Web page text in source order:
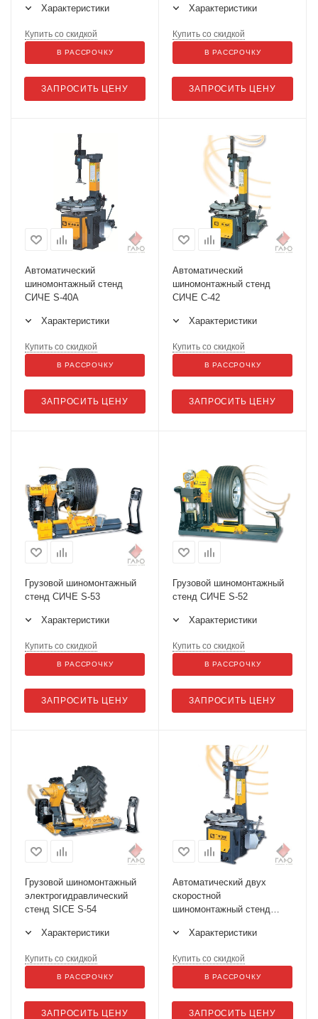
Характеристики
ЗАПРОСИТЬ ЦЕНУ
Купить со скидкой
В РАССРОЧКУ
Характеристики
ЗАПРОСИТЬ ЦЕНУ
Купить со скидкой
В РАССРОЧКУ
Автоматический
шиномонтажный стенд
СИЧЕ S-40A
Характеристики
ЗАПРОСИТЬ ЦЕНУ
Купить со скидкой
В РАССРОЧКУ
Автоматический
шиномонтажный стенд
СИЧЕ С-42
Характеристики
ЗАПРОСИТЬ ЦЕНУ
Купить со скидкой
В РАССРОЧКУ
Грузовой шиномонтажный
стенд СИЧЕ S-53
Характеристики
ЗАПРОСИТЬ ЦЕНУ
Купить со скидкой
В РАССРОЧКУ
Грузовой шиномонтажный
стенд СИЧЕ S-52
Характеристики
ЗАПРОСИТЬ ЦЕНУ
Купить со скидкой
В РАССРОЧКУ
Грузовой шиномонтажный
электрогидравлический
стенд SICE S-54
Характеристики
ЗАПРОСИТЬ ЦЕНУ
Купить со скидкой
В РАССРОЧКУ
Автоматический двух
скоростной
шиномонтажный стенд
Характеристики
ЗАПРОСИТЬ ЦЕНУ
Купить со скидкой
В РАССРОЧКУ